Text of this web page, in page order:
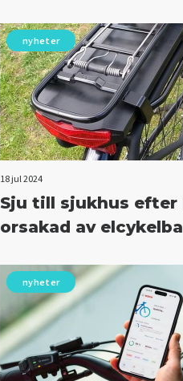
nyheter
18 jul 2024
Sju till sjukhus efter
orsakad av
nyheter